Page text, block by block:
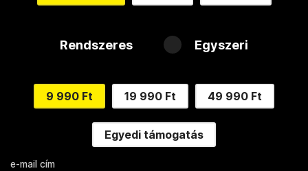
Rendszeres Egyszeri
9 990 Ft 19 990 Ft 49 990 Ft
Egyedi támogatás
e-mail cím